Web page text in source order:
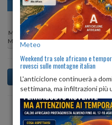
OGGI
Min:
20°C
Max:26°C
SAB 08
Min:
20°C
Max:24°C
DOM 09
Min:20°C
Max:24°C
Min:
Max:
Previsioni del Tempo a
Meteo
Weekend tra sole africano e
rovesci sulle montagne italian
L'anticiclone continuerà a
settimana, ma infiltrazioni più